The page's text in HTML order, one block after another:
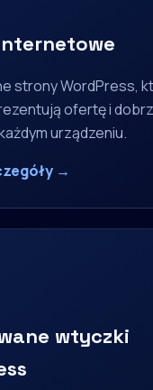
strony WordPress,
ofertę i
urządzeniu.
→
wtyczki